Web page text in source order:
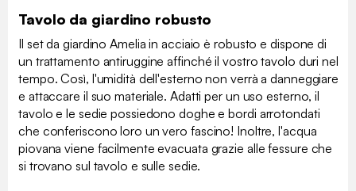
Tavolo da giardino robusto
Il set da giardino Amelia in acciaio è robusto e dispone di
un trattamento antiruggine affinché il vostro tavolo duri nel
tempo. Così, l'umidità dell'esterno non verrà a danneggiare
e attaccare il suo materiale. Adatti per un uso esterno, il
tavolo e le sedie possiedono doghe e bordi arrotondati
che conferiscono loro un vero fascino! Inoltre, l'acqua
piovana viene facilmente evacuata grazie alle fessure che
si trovano sul tavolo e sulle sedie.